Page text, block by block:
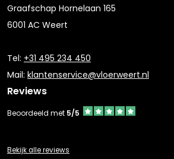
Graafschap Hornelaan 165
6001 AC Weert
Tel: +31 495 234 450
Mail: klantenservice@vloerweert.nl
Reviews
Beoordeeld met 5/5
Bekijk alle reviews